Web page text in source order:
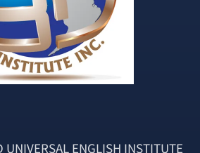
ENGLISH INSTITUTE